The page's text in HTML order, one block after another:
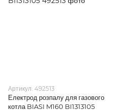
Артикул: 492513
Електрод розпалу для газового
котла BIASI M160 BI1313105